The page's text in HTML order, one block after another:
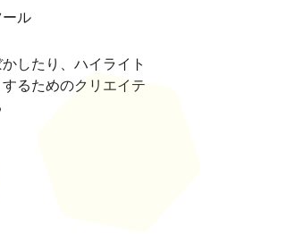
ル
したり、ハイライト
るためのクリエイテ